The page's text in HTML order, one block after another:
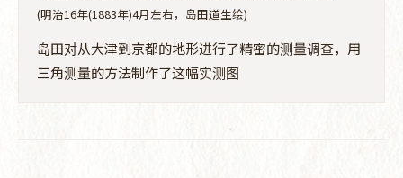
(明治16年(1883年)4月左右，岛田道生绘)
岛田对从大津到京都的地形进行了精密的测量调查，用
三角测量的方法制作了这幅实测图